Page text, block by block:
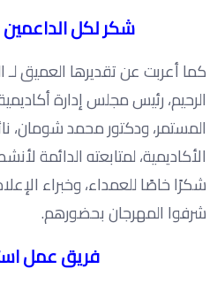
شكر لكل
كما أعربت عن تقديرها العميق لـ
الرحيم، رئيس مجلس إدارة
المستمر، ودكتور محمد شومان،
الأكاديمية، لمتابعته الدائمة
شكرًا خاصًا للعمداء، وخبراء
شرفوا المهرجان بحضورهم.
فريق عمل